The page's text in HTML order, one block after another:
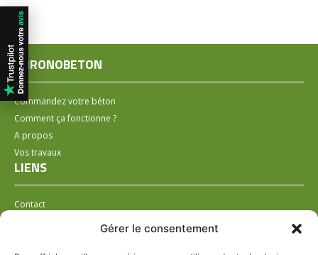
Gérer le consentement
CHRONOBETON
Commandez votre béton
Comment ça fonctionne ?
A propos
Vos travaux
LIENS
Contact